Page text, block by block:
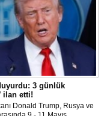
3 günlük
ilan etti!
Donald Trump, Rusya ve